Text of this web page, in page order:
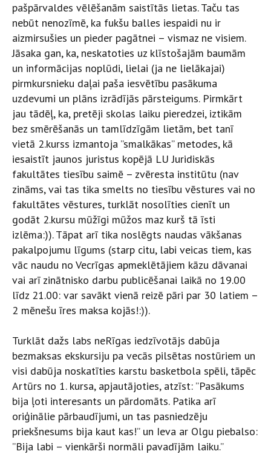
pašpārvaldes vēlēšanām saistītās lietas. Taču tas
nebūt nenozīmē, ka fukšu balles iespaidi nu ir
aizmirsušies un pieder pagātnei – vismaz ne visiem.
Jāsaka gan, ka, neskatoties uz klīstošajām baumām
un informācijas noplūdi, lielai (ja ne lielākajai)
pirmkursnieku daļai paša iesvētību pasākuma
uzdevumi un plāns izrādījās pārsteigums. Pirmkārt
jau tādēļ, ka, pretēji skolas laiku pieredzei, iztikām
bez smērēšanās un tamlīdzīgām lietām, bet tanī
vietā 2.kurss izmantoja ”smalkākas” metodes, kā
iesaistīt jaunos juristus kopējā LU Juridiskās
fakultātes tiesību saimē – zvēresta institūtu (nav
zināms, vai tas tika smelts no tiesību vēstures vai no
fakultātes vēstures, turklāt nosolīties cienīt un
godāt 2.kursu mūžīgi mūžos maz kurš tā īsti
izlēma:)). Tāpat arī tika noslēgts naudas vākšanas
pakalpojumu līgums (starp citu, labi veicas tiem, kas
vāc naudu no Vecrīgas apmeklētājiem kāzu dāvanai
vai arī zinātnisko darbu publicēšanai laikā no 19.00
līdz 21.00: var savākt vienā reizē pāri par 30 latiem –
2 mēnešu īres maksa kojās!:)).
Turklāt dažs labs neRīgas iedzīvotājs dabūja
bezmaksas ekskursiju pa vecās pilsētas nostūriem un
visi dabūja noskatīties karstu basketbola spēli, tāpēc
Artūrs no 1. kursa, apjautājoties, atzīst: ”Pasākums
bija ļoti interesants un pārdomāts. Patika arī
oriģinālie pārbaudījumi, un tas pasniedzēju
priekšnesums bija kaut kas!” un Ieva ar Olgu piebalso:
”Bija labi – vienkārši normāli pavadījām laiku.”